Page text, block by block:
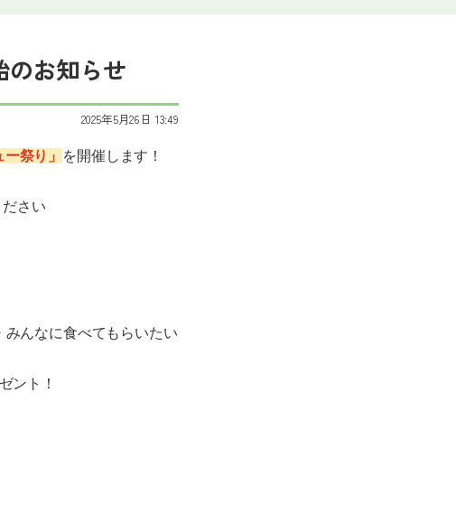
お知らせ
2025年5月26日 13:49
祭り」
を開催します！
さい
んなに食べてもらいたい
ント！